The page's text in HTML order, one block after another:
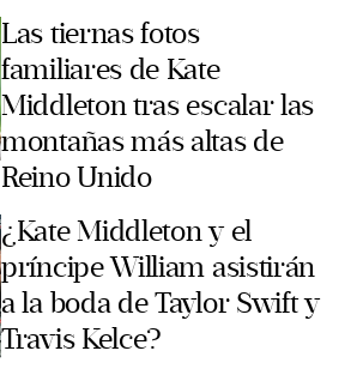
Las tiernas fotos
familiares de Kate
Middleton tras escalar las
montañas más altas de
Reino Unido
¿Kate Middleton y el
príncipe William asistirán
a la boda de Taylor Swift y
Travis Kelce?